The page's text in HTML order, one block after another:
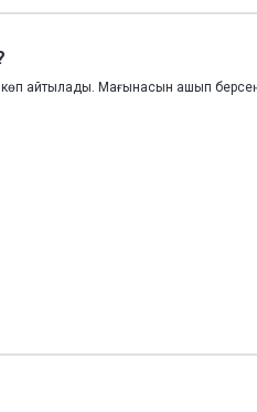
көп айтылады. Мағынасын ашып